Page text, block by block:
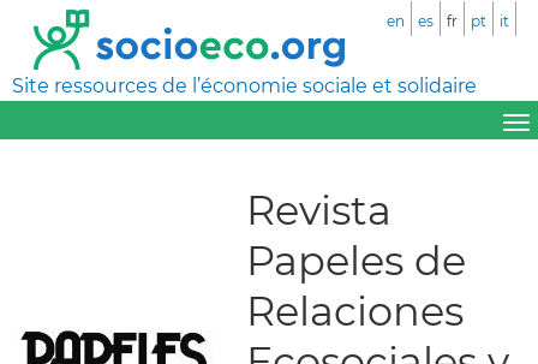
Site ressources de l’économie sociale et solidaire
en es fr pt it
Revista
Papeles de
Relaciones